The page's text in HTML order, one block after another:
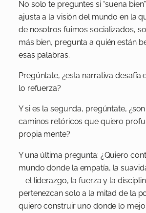
No solo te preguntes si “suena
ajusta a la visión del mundo en la
de nosotros fuimos socializados,
más bien, pregunta a quién están
esas palabras.
Pregúntate, ¿esta narrativa desafía
lo refuerza?
Y si es la segunda, pregúntate,
caminos retóricos que quiero
propia mente?
Y una última pregunta: ¿Quiero
mundo donde la empatía, la
—el liderazgo, la fuerza y la
pertenezcan solo a la mitad de la
quiero construir uno donde lo